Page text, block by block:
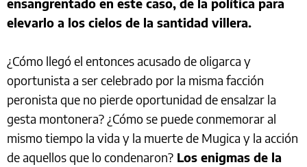
elevarlo a los cielos de la santidad villera.
¿Cómo llegó el entonces acusado de oligarca y
oportunista a ser celebrado por la misma facción
peronista que no pierde oportunidad de ensalzar la
gesta montonera? ¿Cómo se puede conmemorar al
mismo tiempo la vida y la muerte de Mugica y la acción
de aquellos que lo condenaron? Los enigmas de la